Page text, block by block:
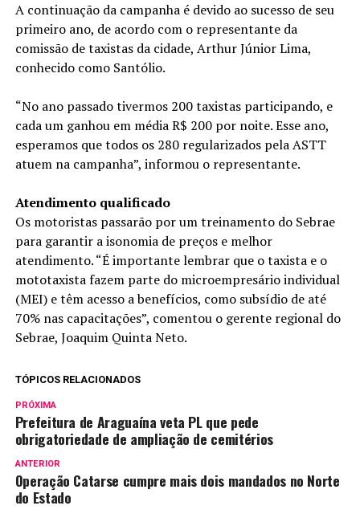
A continuação da campanha é devido ao sucesso de seu
primeiro ano, de acordo com o representante da
comissão de taxistas da cidade, Arthur Júnior Lima,
conhecido como Santólio.
“No ano passado tivermos 200 taxistas participando, e
cada um ganhou em média R$ 200 por noite. Esse ano,
esperamos que todos os 280 regularizados pela ASTT
atuem na campanha”, informou o representante.
Atendimento qualificado
Os motoristas passarão por um treinamento do Sebrae
para garantir a isonomia de preços e melhor
atendimento. “É importante lembrar que o taxista e o
mototaxista fazem parte do microempresário individual
(MEI) e têm acesso a benefícios, como subsídio de até
70% nas capacitações”, comentou o gerente regional do
Sebrae, Joaquim Quinta Neto.
TÓPICOS RELACIONADOS
PRÓXIMA
Prefeitura de Araguaína veta PL que pede
obrigatoriedade de ampliação de cemitérios
ANTERIOR
Operação Catarse cumpre mais dois mandados no Norte
do Estado